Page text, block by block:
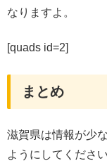
なりますよ。
[quads id=2]
まとめ
滋賀県は情報が少
ようにしてください